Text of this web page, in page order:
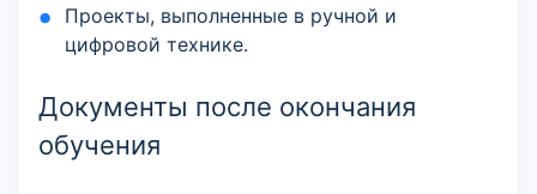
Проекты, выполненные в ручной и
цифровой технике.
Документы после окончания
обучения